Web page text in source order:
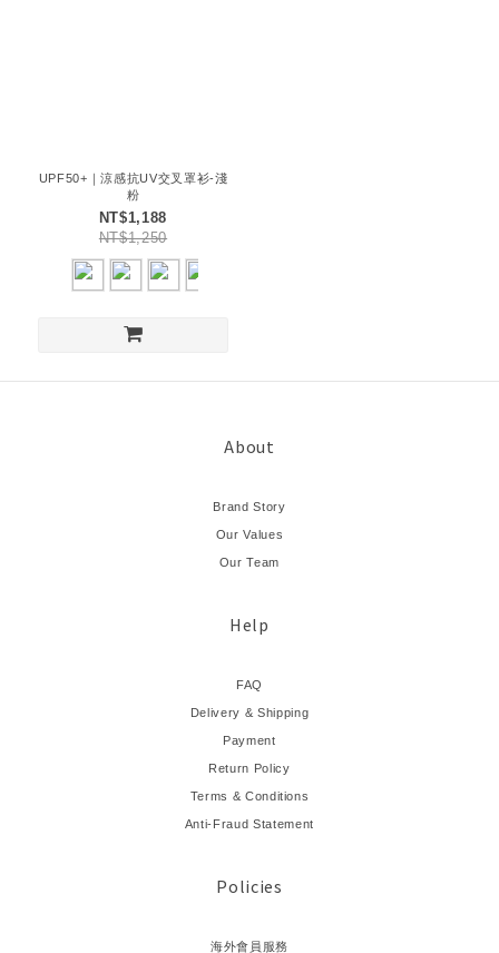
UPF50+｜涼感抗UV交叉罩衫-淺
粉
NT$1,188
NT$1,250
About
Brand Story
Our Values
Our Team
Help
FAQ
Delivery & Shipping
Payment
Return Policy
Terms & Conditions
Anti-Fraud Statement
Policies
海外會員服務